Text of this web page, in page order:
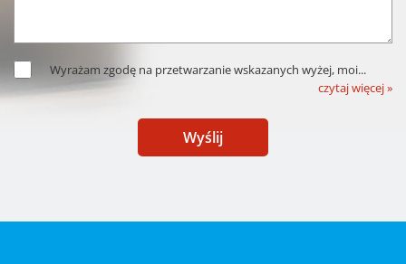
Wyrażam zgodę na przetwarzanie wskazanych wyżej, moi...
czytaj więcej »
Wyślij